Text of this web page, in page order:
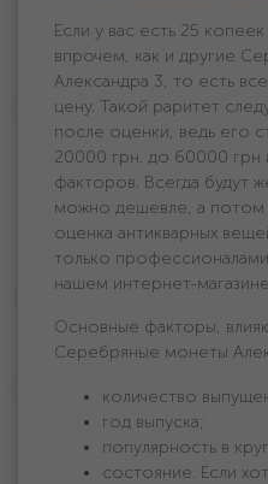
Если у вас есть 25
впрочем, как и другие
Александра 3, то есть
цену. Такой раритет
после оценки, ведь его
20000 грн. дo 60000 грн
факторов. Всегда будут
можно дешевле, а потом
оценка антикварных
только
нашем интернет-
Основные факторы,
Серебряные монеты
количество
год выпуска;
популярность в
состояние. Если